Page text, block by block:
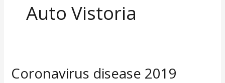
Auto Vistoria
Coronavirus disease 2019
Coronavirus